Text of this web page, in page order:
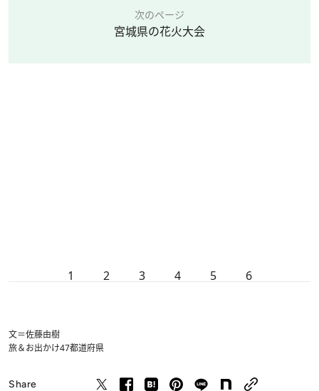
次のページ
宮城県の花火大会
1 2 3 4 5 6
文＝佐藤由樹
旅＆お出かけ47都道府県
Share